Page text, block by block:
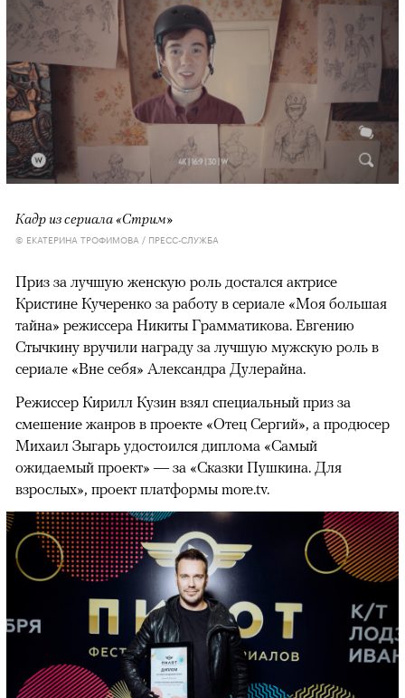
00:00 00:00
Кадр из сериала «Стрим»
© ЕКАТЕРИНА ТРОФИМОВА / ПРЕСС-СЛУЖБА
Приз за лучшую женскую роль достался актрисе
Кристине Кучеренко за работу в сериале «Моя большая
тайна» режиссера Никиты Грамматикова. Евгению
Стычкину вручили награду за лучшую мужскую роль в
сериале «Вне себя» Александра Дулерайна.
Режиссер Кирилл Кузин взял специальный приз за
смешение жанров в проекте «Отец Сергий», а продюсер
Михаил Зыгарь удостоился диплома «Самый
ожидаемый проект» — за «Сказки Пушкина. Для
взрослых», проект платформы more.tv.